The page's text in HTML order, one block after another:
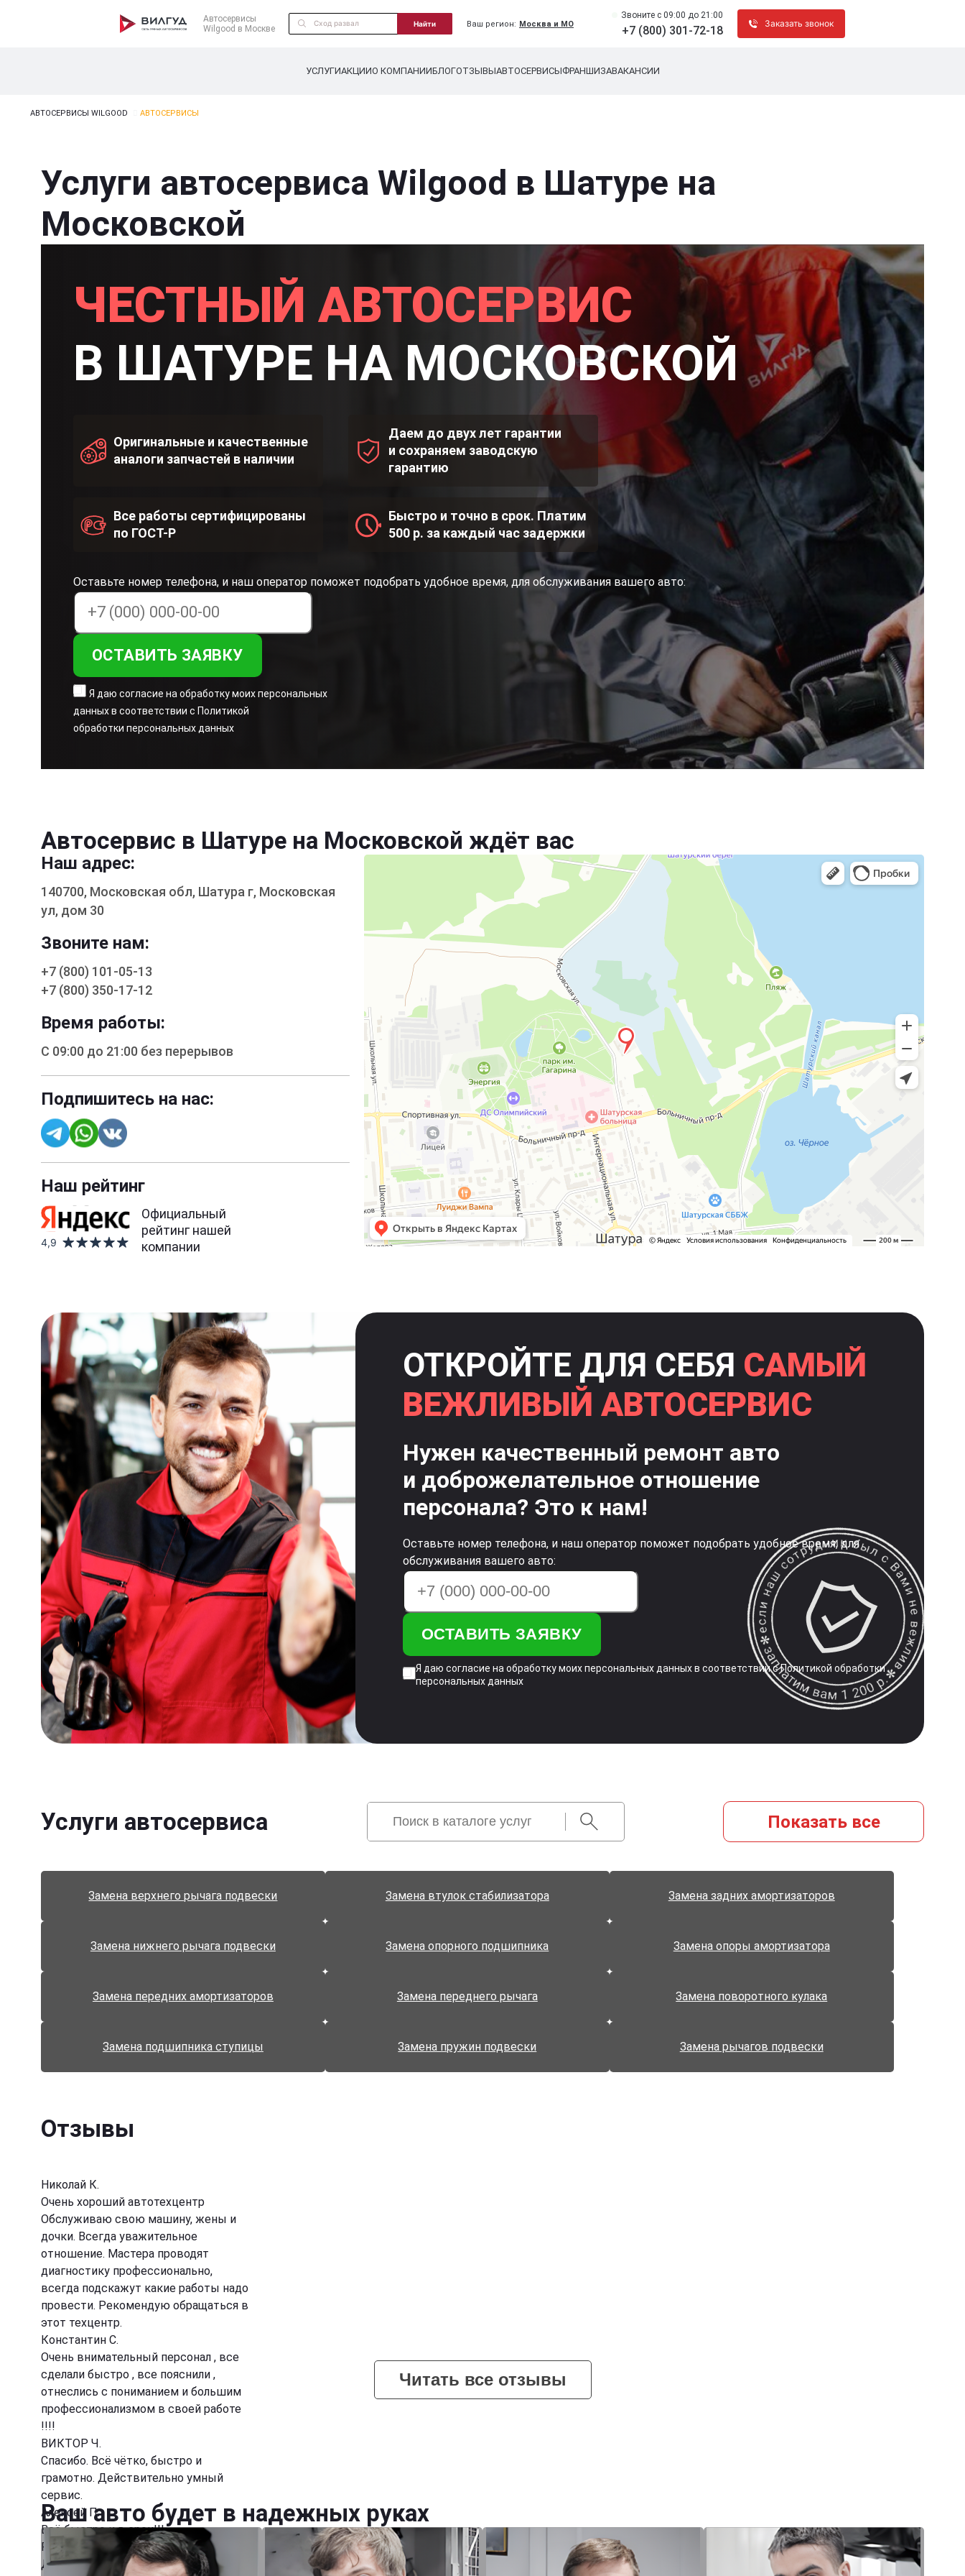
Автосервисы
Wilgood в Москве
Найти Ваш регион: Москва и МО
Звоните c 09:00 до 21:00
+7 (800) 301-72-18
Заказать звонок
УСЛУГИАКЦИИО КОМПАНИИБЛОГОТЗЫВЫАВТОСЕРВИСЫФРАНШИЗАВАКАНСИИ
АВТОСЕРВИСЫ WILGOOD АВТОСЕРВИСЫ
Услуги автосервиса Wilgood в Шатуре на
Московской
ЧЕСТНЫЙ АВТОСЕРВИС
В ШАТУРЕ НА МОСКОВСКОЙ
Оригинальные и качественные
аналоги запчастей в наличии
Даем до двух лет гарантии
и сохраняем заводскую
гарантию
Все работы сертифицированы
по ГОСТ-Р
Быстро и точно в срок. Платим
500 р. за каждый час задержки
Оставьте номер телефона, и наш оператор поможет подобрать удобное время, для обслуживания вашего авто:
Я даю согласие на обработку моих персональных
данных в соответствии с Политикой
обработки персональных данных
Автосервис в Шатуре на Московской ждёт вас
Наш адрес:
140700, Московская обл, Шатура г, Московская
ул, дом 30
Звоните нам:
+7 (800) 101-05-13
+7 (800) 350-17-12
Время работы:
С 09:00 до 21:00 без перерывов
Подпишитесь на нас:
Наш рейтинг
4,9
Официальный
рейтинг нашей
компании
ОТКРОЙТЕ ДЛЯ СЕБЯ САМЫЙ
ВЕЖЛИВЫЙ АВТОСЕРВИС
Нужен качественный ремонт авто
и доброжелательное отношение
персонала? Это к нам!
Оставьте номер телефона, и наш оператор поможет подобрать удобное время, для
обслуживания вашего авто:
Я даю согласие на обработку моих персональных данных в соответствии с Политикой обработки
персональных данных
Услуги автосервиса Показать всe
Замена верхнего рычага подвески Замена втулок стабилизатора Замена задних амортизаторов
Замена нижнего рычага подвески Замена опорного подшипника Замена опоры амортизатора
Замена передних амортизаторов Замена переднего рычага Замена поворотного кулака
Замена подшипника ступицы Замена пружин подвески Замена рычагов подвески
Отзывы
Николай К.
Очень хороший автотехцентр
Обслуживаю свою машину, жены и
дочки. Всегда уважительное
отношение. Мастера проводят
диагностику профессионально,
всегда подскажут какие работы надо
провести. Рекомендую обращаться в
этот техцентр.
Константин С.
Очень внимательный персонал , все
сделали быстро , все пояснили ,
отнеслись с пониманием и большим
профессионализмом в своей работе
!!!!
ВИКТОР Ч.
Спасибо. Всё чётко, быстро и
грамотно. Действительно умный
сервис.
Алексей П.
Всё быстро и в срок!!!
Руслан Б.
Добрый день, очень понравилось
Читать все отзывы
Ваш авто будет в надежных руках